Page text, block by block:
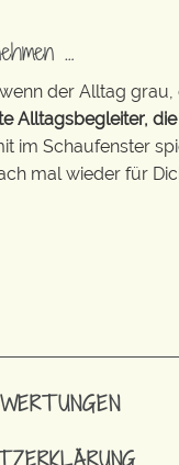
…
der Alltag
Alltagsbegleiter,
im Schaufenster
mal wieder für